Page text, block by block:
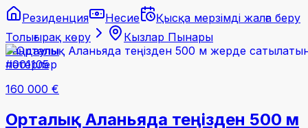
Резиденция Несие
Қысқа мерзімді жалға беру
Толығырақ көру
Кызлар Пынары
Таңдаулы
#001105
160 000 €
Орталық Аланьяда теңізден 500 м